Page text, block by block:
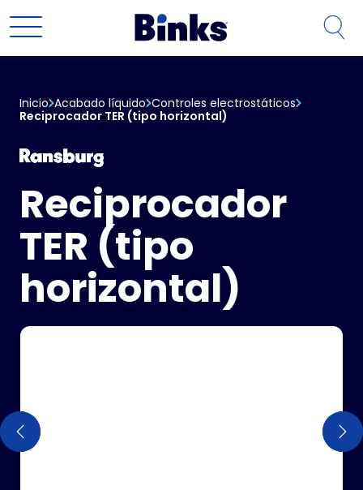
Inicio Acabado líquido Controles electrostáticos
Reciprocador TER (tipo horizontal)
Anterior
Anterior
Reciprocador
TER (tipo
horizontal)